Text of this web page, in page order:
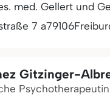
med. Gellert und
7 a79106
Gitzinger-
Psychotherapeutin